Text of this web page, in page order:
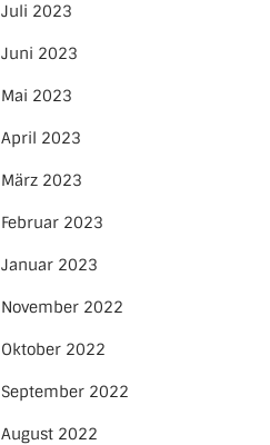
Juli 2023
Juni 2023
Mai 2023
April 2023
März 2023
Februar 2023
Januar 2023
November 2022
Oktober 2022
September 2022
August 2022